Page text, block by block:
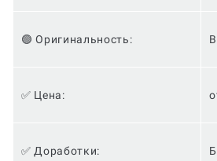
🟢 Оригинальность:
✅ Цена:
✅ Доработки: